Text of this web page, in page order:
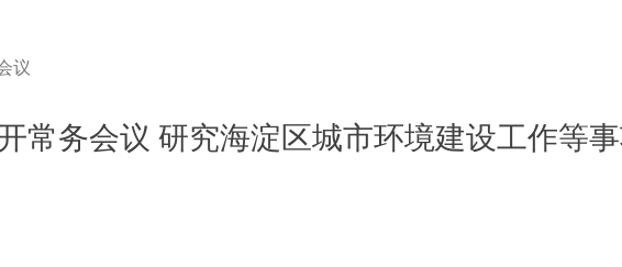
议
常务会议 研究海淀区城市环境建设工作等